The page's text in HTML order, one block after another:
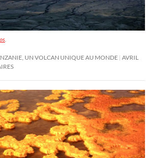
.
UN VOLCAN UNIQUE AU MONDE AVRIL